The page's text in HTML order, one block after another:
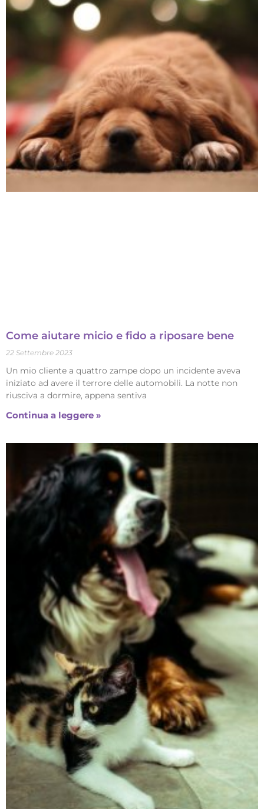
Come aiutare micio e fido a riposare bene
22 Settembre 2023
Un mio cliente a quattro zampe dopo un incidente aveva
iniziato ad avere il terrore delle automobili. La notte non
riusciva a dormire, appena sentiva
Continua a leggere »